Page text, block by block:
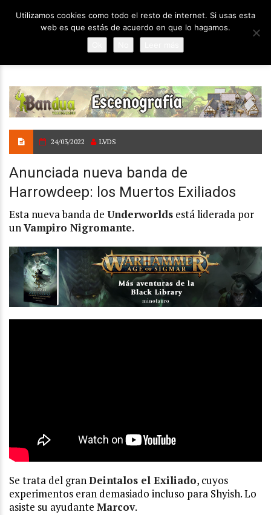
24/03/2022 LVDS
Anunciada nueva banda de
Harrowdeep: los Muertos Exiliados
Esta nueva banda de Underworlds está liderada por
unVampiro Nigromante.
Se trata del granDeintalos el Exiliado, cuyos
experimentos eran demasiado incluso para Shyish. Lo
asiste su ayudante Marcov.
Utilizamos cookies como todo el resto de internet. Si usas esta
web es que estás de acuerdo en que lo hagamos.